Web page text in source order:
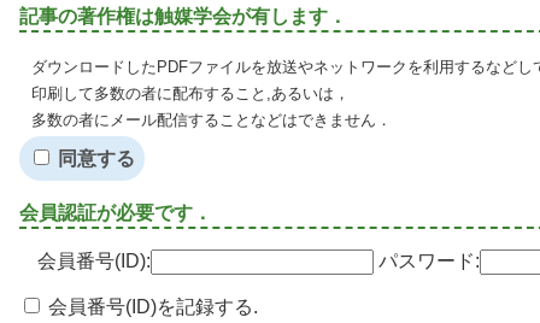
記事の著作権は触媒学会が有します．
ダウンロードしたPDFファイルを放送やネットワークを利用するなど
印刷して多数の者に配布すること,あるいは，
多数の者にメール配信することなどはできません．
同意する
会員認証が必要です．
会員番号(ID): パスワード:
会員番号(ID)を記録する.